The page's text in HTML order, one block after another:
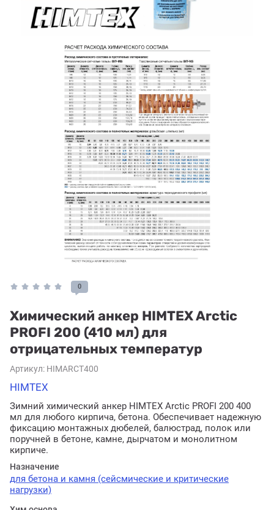
0
Химический анкер HIMTEX Arctic
PROFI 200 (410 мл) для
отрицательных температур
Артикул: HIMARCT400
HIMTEX
Зимний химический анкер HIMTEX Arctic PROFI 200 400
мл для любого кирпича, бетона. Обеспечивает надежную
фиксацию монтажных дюбелей, балюстрад, полок или
поручней в бетоне, камне, дырчатом и монолитном
кирпиче.
Назначение
для бетона и камня (сейсмические и критические
нагрузки)